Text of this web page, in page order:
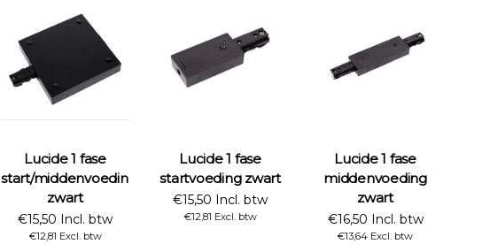
Lucide 1 fase
start/middenvoeding
zwart
€15,50 Incl. btw
€12,81 Excl. btw
Lucide 1 fase
startvoeding zwart
€15,50 Incl. btw
€12,81 Excl. btw
Lucide 1 fase
middenvoeding
zwart
€16,50 Incl. btw
€13,64 Excl. btw